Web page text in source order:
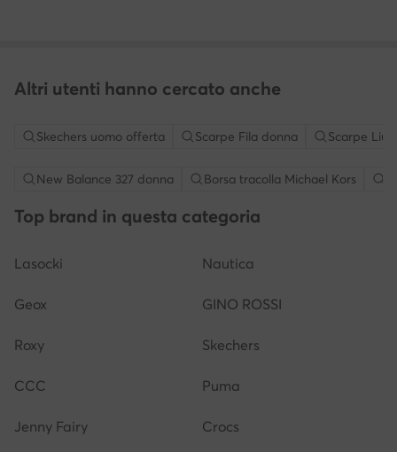
Altri utenti hanno cercato anche
Skechers uomo offerta Scarpe Fila donna Scarpe Liu
New Balance 327 donna Borsa tracolla Michael Kors
Top brand in questa categoria
Lasocki Nautica
Geox GINO ROSSI
Roxy Skechers
CCC Puma
Jenny Fairy Crocs